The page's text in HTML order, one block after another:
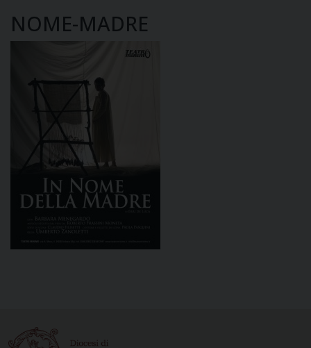
NOME-MADRE